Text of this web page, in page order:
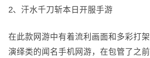
2、汗水千刀斩本日开服手游
在此款网游中有着流利画面和多彩打
演绎类的闻名手机网游，在包管了之